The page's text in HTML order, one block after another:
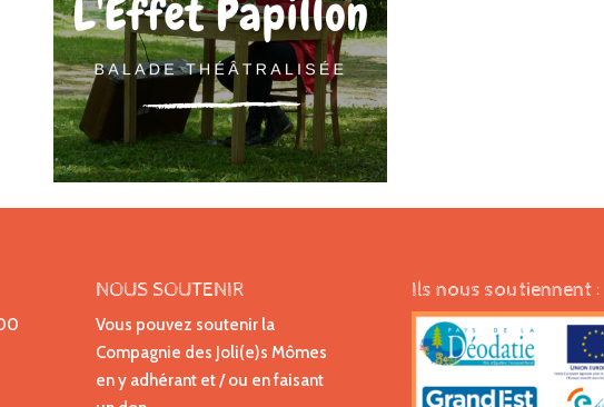
NOUS SOUTENIR
Vous pouvez soutenir la
Compagnie des Joli(e)s Mômes
en y adhérant et / ou en faisant
Ils nous soutiennent :